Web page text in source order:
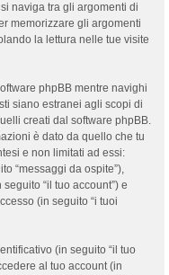
naviga tra gli argomenti di
memorizzare gli argomenti
la lettura nelle tue visite
phpBB mentre navighi
siano estranei agli scopi di
creati dal software phpBB.
è dato da quello che tu
e non limitati ad essi:
“messaggi da ospite”),
“il tuo account”) e
(in seguito “i tuoi
(in seguito “il tuo
al tuo account (in